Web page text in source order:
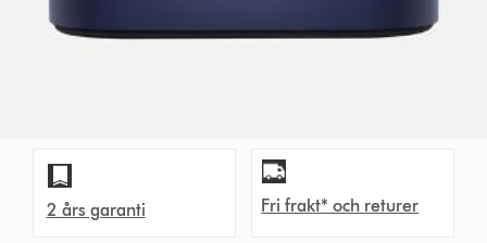
2 års garanti Fri frakt* och returer